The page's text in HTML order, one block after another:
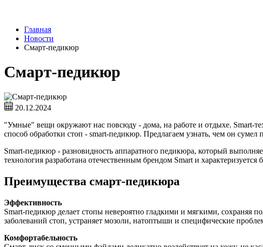
Главная
Новости
Смарт-педикюр
Смарт-педикюр
20.12.2024
"Умные" вещи окружают нас повсюду - дома, на работе и отдыхе. Smart-
способ обработки стоп - smart-педикюр. Предлагаем узнать, чем он
Smart-педикюр - разновидность аппаратного педикюра, который
технология разработана отечественным брендом Smart и
Преимущества смарт-педикюра
Эффективность
Smart-педикюр делает стопы невероятно гладкими и мягкими, сохраняя
заболеваний стоп, устраняет мозоли, натоптыши и специфические
Комфортабельность